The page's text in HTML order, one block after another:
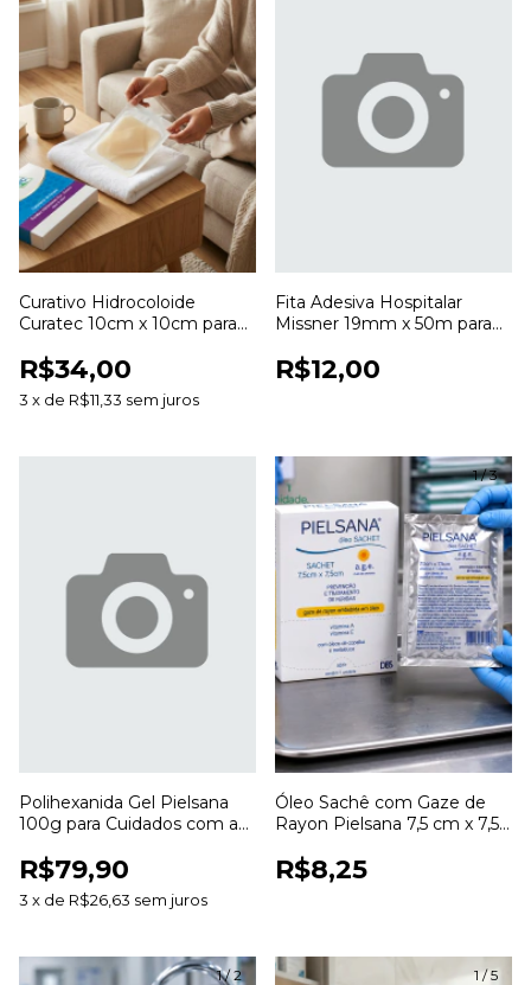
Curativo Hidrocoloide
Curatec 10cm x 10cm para
R$34,00
3 x de R$11,33 sem juros
Fita Adesiva Hospitalar
Missner 19mm x 50m para
R$12,00
Polihexanida Gel Pielsana
100g para Cuidados com a
R$79,90
3 x de R$26,63 sem juros
1/3
Óleo Sachê com Gaze de
Rayon Pielsana 7,5 cm x 7,5
R$8,25
1/2 1/5